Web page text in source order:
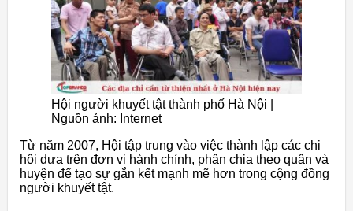
Hội người khuyết tật thành phố Hà Nội |
Nguồn ảnh: Internet
Từ năm 2007, Hội tập trung vào việc thành lập các chi
hội dựa trên đơn vị hành chính, phân chia theo quận và
huyện để tạo sự gắn kết mạnh mẽ hơn trong cộng đồng
người khuyết tật.